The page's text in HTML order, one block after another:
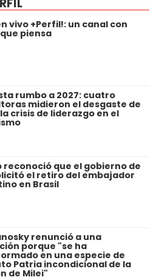
vivo +Perfil!: un canal con
piensa
rumbo a 2027: cuatro
midieron el desgaste de
crisis de liderazgo en el
reconoció que el gobierno de
el retiro del embajador
en Brasil
renunció a una
porque "se ha
en una especie de
Patria incondicional de la
de Milei"